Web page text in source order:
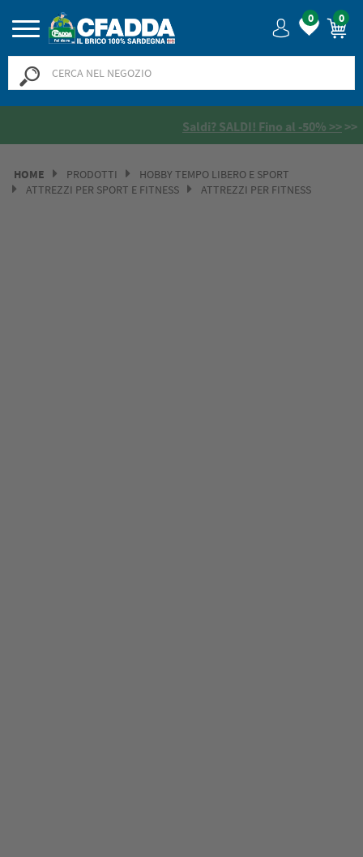
0 0
Saldi? SALDI! Fino al -50% >>>>
HOME PRODOTTI
HOBBY TEMPO LIBERO E SPORT
ATTREZZI PER SPORT E FITNESS
ATTREZZI PER FITNESS